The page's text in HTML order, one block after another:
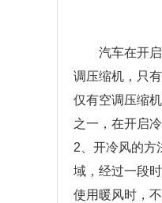
汽车在开
调压缩机，只
仅有空调压缩
之一，在开启
2、开冷风的方
域，经过一段
使用暖风时，